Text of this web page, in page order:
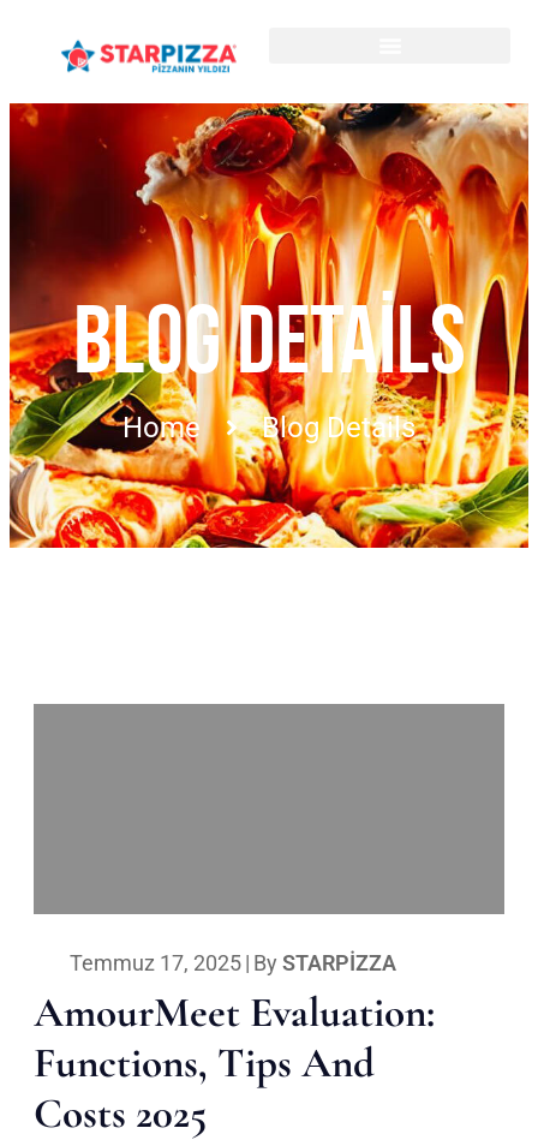
BLOG DETAILS
Home Blog Details
Temmuz 17, 2025| By STARPIZZA
AmourMeet Evaluation:
Functions, Tips And
Costs 2025